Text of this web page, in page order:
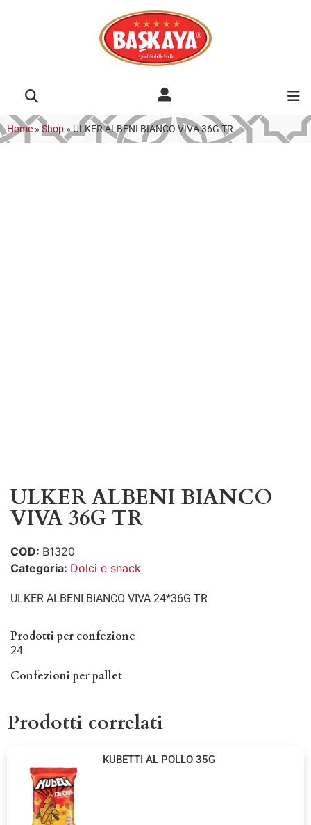
Home » Shop »ULKER ALBENI BIANCO VIVA 36G TR
ULKER ALBENI BIANCO
VIVA 36G TR
COD: B1320
Categoria: Dolci e snack
ULKER ALBENI BIANCO VIVA 24*36G TR
Prodotti per confezione
24
Confezioni per pallet
Prodotti correlati
KUBETTI AL POLLO 35G